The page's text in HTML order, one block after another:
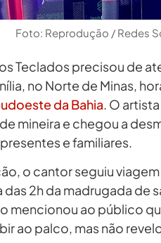
Foto: Reprodução / Redes
Teclados precisou de
no Norte de Minas,
da Bahia. O
mineira e chegou a
e familiares.
o cantor seguiu viagem
2h da madrugada de
mencionou ao público
ao palco, mas não